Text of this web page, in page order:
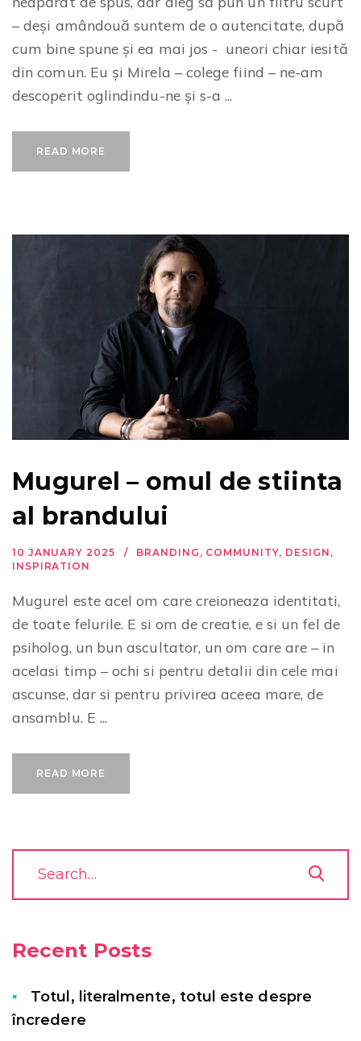
– deși amândouă suntem de o autencitate, după
cum bine spune și ea mai jos - uneori chiar iesită
din comun. Eu și Mirela – colege fiind – ne-am
descoperit oglindindu-ne și s-a ...
READ MORE
Mugurel – omul de stiinta
al brandului
10 JANUARY 2025 BRANDING , COMMUNITY, DESIGN ,
INSPIRATION
Mugurel este acel om care creioneaza identitati,
de toate felurile. E si om de creatie, e si un fel de
psiholog, un bun ascultator, un om care are – in
acelasi timp – ochi si pentru detalii din cele mai
ascunse, dar si pentru privirea aceea mare, de
ansamblu. E ...
READ MORE
Recent Posts
Totul, literalmente, totul este despre
încredere